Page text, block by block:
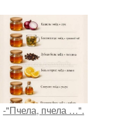
-"Пчела, пчела …".